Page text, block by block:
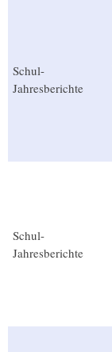
Schul-
Jahresberichte
Schul-
Jahresberichte